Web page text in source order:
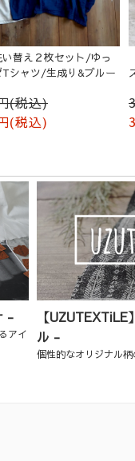
い替え２枚セット/ゆっ
Tシャツ/生成り&ブルー
(税込)
(税込)
-
アイ
【
ル -
個性的なオリジナル